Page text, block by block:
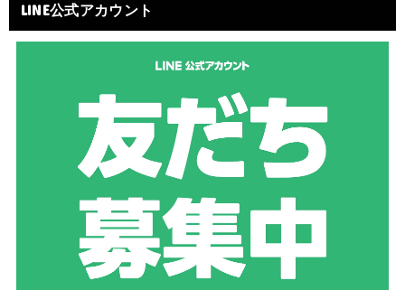
LINE公式アカウント